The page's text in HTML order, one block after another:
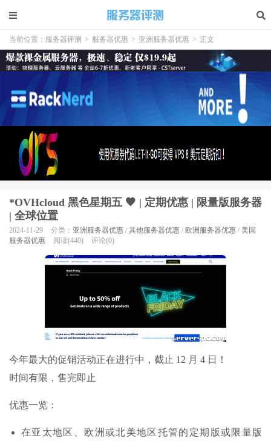
当前位置： 服务器评测 > 服务器优惠 > 亚洲服务器优惠 > 正文
*OVHcloud 黑色星期五 🖤 | 定期优惠 | 限量版服务器
| 全球位置
2024-11-29 分类： 亚洲服务器优惠 / 其他服务器优惠 / 欧洲服务器优惠 / 美国
服务器优惠
阅读(440) 评论(0)
今年最大的促销活动正在进行中，截止 12 月 4 日！
时间有限，售完即止
优惠一览：
在亚太地区、欧洲或北美地区托管的定期版或限量版